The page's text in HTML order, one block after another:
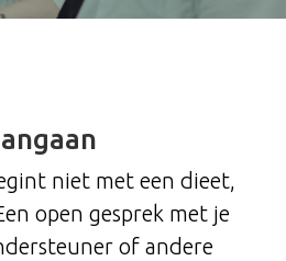
niet met een dieet,
open gesprek met je
of andere